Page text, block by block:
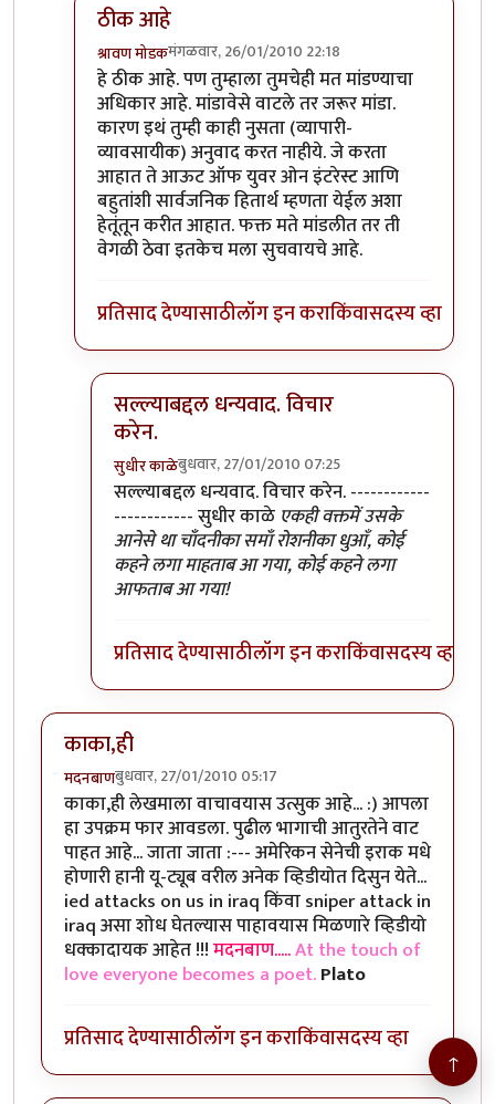
ठीक आहे
श्रावण मोडकमंगळवार, 26/01/2010 22:18
In reply toमूळ लेखकांच्या 'ताजमहाला'ला माझी 'वीट'
हे ठीक आहे. पण तुम्हाला तुमचेही मत मांडण्याचा
अधिकार आहे. मांडावेसे वाटले तर जरूर मांडा.
कारण इथं तुम्ही काही नुसता (व्यापारी-
व्यावसायीक) अनुवाद करत नाहीये. जे करता
आहात ते आऊट ऑफ युवर ओन इंटरेस्ट आणि
बहुतांशी सार्वजनिक हितार्थ म्हणता येईल अशा
हेतूंतून करीत आहात. फक्त मते मांडलीत तर ती
वेगळी ठेवा इतकेच मला सुचवायचे आहे.
प्रतिसाद देण्यासाठीलॉग इन कराकिंवासदस्य व्हा
सल्ल्याबद्दल धन्यवाद. विचार
करेन.
सुधीर काळेबुधवार, 27/01/2010 07:25
In reply toठीक आहेbyश्रावण मोडक
सल्ल्याबद्दल धन्यवाद. विचार करेन. ------------
------------ सुधीर काळे एकही वक्तमें उसके
आनेसे था चाँदनीका समाँ रोशनीका धुआँ, कोई
कहने लगा माहताब आ गया, कोई कहने लगा
आफताब आ गया!
प्रतिसाद देण्यासाठीलॉग इन कराकिंवासदस्य व्हा
काका,ही
मदनबाणबुधवार, 27/01/2010 05:17
काका,ही लेखमाला वाचावयास उत्सुक आहे... :) आपला
हा उपक्रम फार आवडला. पुढील भागाची आतुरतेने वाट
पाहत आहे... जाता जाता :--- अमेरिकन सेनेची इराक मधे
होणारी हानी यू-ट्यूब वरील अनेक व्हिडीयोत दिसुन येते...
ied attacks on us in iraq किंवा sniper attack in
iraq असा शोध घेतल्यास पाहावयास मिळणारे व्हिडीयो
धक्कादायक आहेत !!!मदनबाण.....At the touch of
love everyone becomes a poet.Plato
प्रतिसाद देण्यासाठीलॉग इन कराकिंवासदस्य व्हा
↑